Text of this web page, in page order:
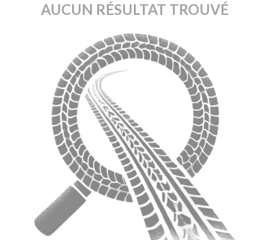
AUCUN RÉSULTAT TROUVÉ